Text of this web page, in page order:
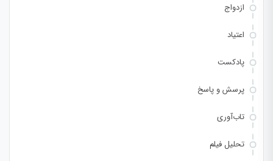
ازدواج
اعتیاد
پادکست
پرسش و پاسخ
تاب‌آوری
تحلیل فیلم